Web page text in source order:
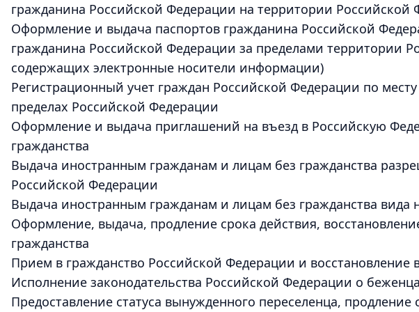
гражданина Российской Федерации на территории Российской
Оформление и выдача паспортов гражданина Российской
гражданина Российской Федерации за пределами территории
содержащих электронные носители информации)
Регистрационный учет граждан Российской Федерации по
пределах Российской Федерации
Оформление и выдача приглашений на въезд в Российскую
гражданства
Выдача иностранным гражданам и лицам без гражданства
Российской Федерации
Выдача иностранным гражданам и лицам без гражданства вида
Оформление, выдача, продление срока действия,
гражданства
Прием в гражданство Российской Федерации и восстановление
Исполнение законодательства Российской Федерации о
Предоставление статуса вынужденного переселенца,